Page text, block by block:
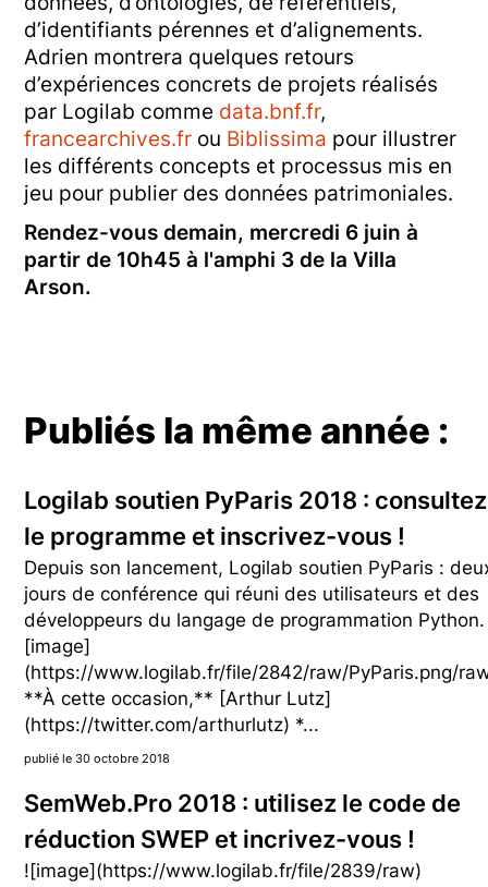
d’identifiants pérennes et d’alignements.
Adrien montrera quelques retours
d’expériences concrets de projets réalisés
par Logilab comme data.bnf.fr,
francearchives.fr ou Biblissima pour illustrer
les différents concepts et processus mis en
jeu pour publier des données patrimoniales.
Rendez-vous demain, mercredi 6 juin à
partir de 10h45 à l'amphi 3 de la Villa
Arson.
Publiés la même année :
Logilab soutien PyParis 2018 : consultez
le programme et inscrivez-vous !
Depuis son lancement, Logilab soutien PyParis :
jours de conférence qui réuni des utilisateurs et des
développeurs du langage de programmation
[image]
(https://www.logilab.fr/file/2842/raw/PyParis.png/
**À cette occasion,** [Arthur Lutz]
(https://twitter.com/arthurlutz) *...
publié le 30 octobre 2018
SemWeb.Pro 2018 : utilisez le code de
réduction SWEP et incrivez-vous !
![image](https://www.logilab.fr/file/2839/raw)